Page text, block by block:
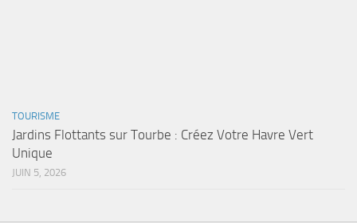
TOURISME
Jardins Flottants sur Tourbe : Créez Votre Havre Vert
Unique
JUIN 5, 2026